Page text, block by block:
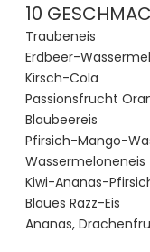
10
Traubeneis
Erdbeer-
Kirsch-Cola
Passionsfrucht
Blaubeereis
Pfirsich-Mango-
Wassermeloneneis
Kiwi-Ananas-
Blaues Razz-Eis
Ananas,